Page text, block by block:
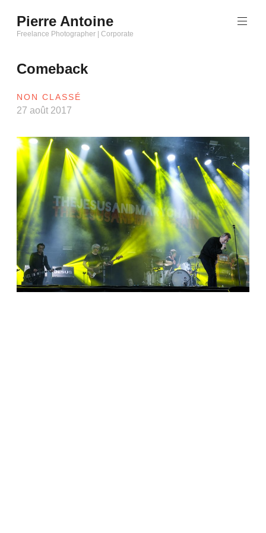
au
contenu
Pierre Antoine
Freelance Photographer | Corporate
Comeback
NON CLASSÉ
27 août 2017